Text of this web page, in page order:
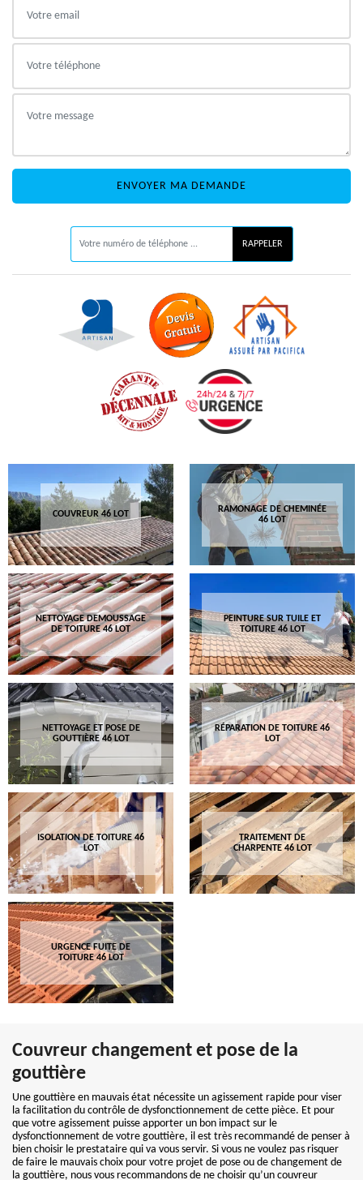
COUVREUR 46 LOT
RAMONAGE DE CHEMINÉE
46 LOT
NETTOYAGE DEMOUSSAGE
DE TOITURE 46 LOT
PEINTURE SUR TUILE ET
TOITURE 46 LOT
NETTOYAGE ET POSE DE
GOUTTIÈRE 46 LOT
RÉPARATION DE TOITURE 46
LOT
ISOLATION DE TOITURE 46
LOT
TRAITEMENT DE
CHARPENTE 46 LOT
URGENCE FUITE DE
TOITURE 46 LOT
Couvreur changement et pose de la
gouttière
Une gouttière en mauvais état nécessite un agissement rapide pour viser
la facilitation du contrôle de dysfonctionnement de cette pièce. Et pour
que votre agissement puisse apporter un bon impact sur le
dysfonctionnement de votre gouttière, il est très recommandé de penser à
bien choisir le prestataire qui va vous servir. Si vous ne voulez pas risquer
de faire le mauvais choix pour votre projet de pose ou de changement de
la gouttière, nous vous recommandons de ne choisir qu’un couvreur